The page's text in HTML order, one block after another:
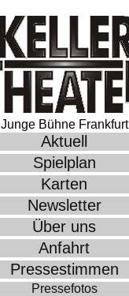
Junge Bühne Frankfurt
Aktuell
Spielplan
Karten
Newsletter
Über uns
Anfahrt
Pressestimmen
Pressefotos